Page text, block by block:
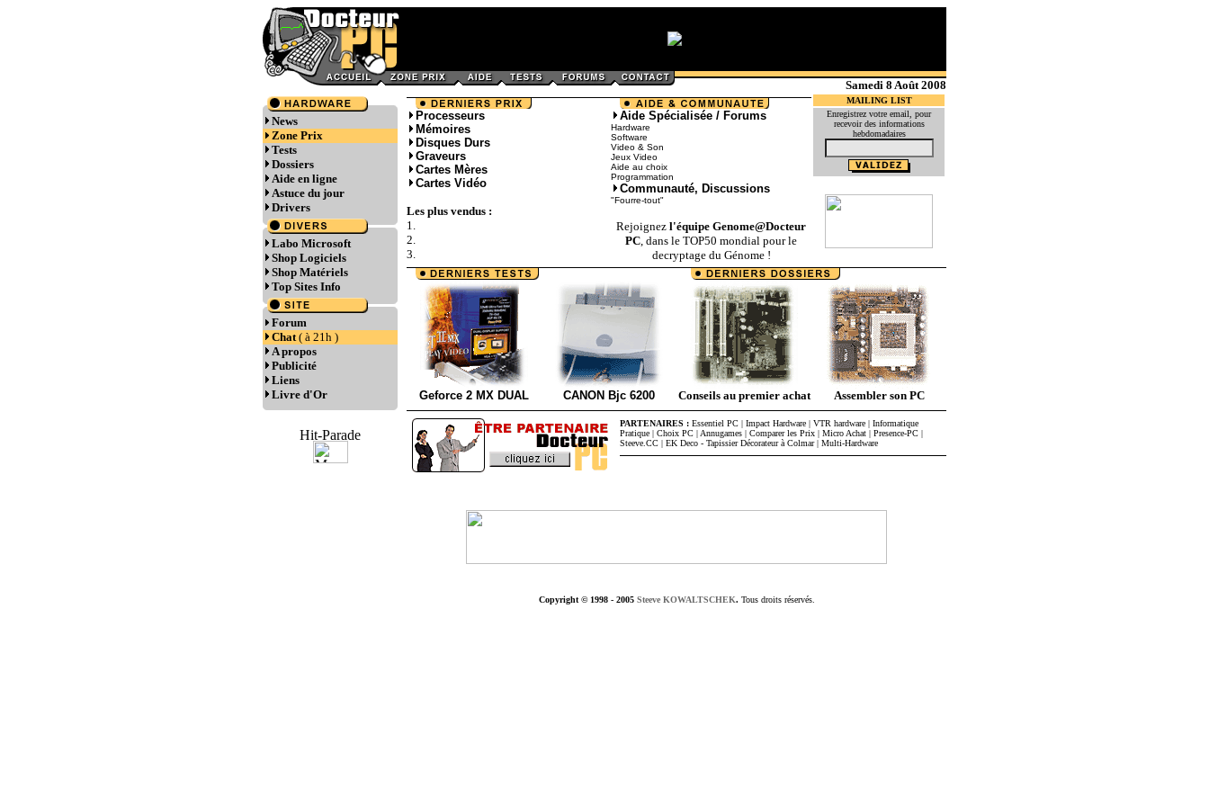
Samedi 8 Août 2008
News
Zone Prix
Tests
Dossiers
Aide en ligne
Astuce du jour
Drivers
Labo Microsoft
Shop Logiciels
Shop Matériels
Top Sites Info
Forum
Chat( à 21h )
A propos
Publicité
Liens
Livre d'Or
Processeurs
Mémoires
Disques Durs
Graveurs
Cartes Mères
Cartes Vidéo
Les plus vendus :
1.
2.
3.
Aide Spécialisée / Forums
Hardware
Software
Video & Son
Jeux Video
Aide au choix
Programmation
Communauté, Discussions
"Fourre-tout"
Rejoignez l'équipe Genome@Docteur
PC, dans le TOP50 mondial pour le
decryptage du Génome !
MAILING LIST
Enregistrez votre email, pour
recevoir des informations
hebdomadaires
Geforce 2 MX DUAL CANON Bjc 6200 Conseils au premier achat Assembler son PC
PARTENAIRES : Essentiel PC | Impact Hardware | VTR hardware | Informatique
Pratique | Choix PC | Annugames | Comparer les Prix | Micro Achat | Presence-PC |
Steeve.CC | EK Deco - Tapissier Décorateur à Colmar| Multi-Hardware
Copyright © 1998 - 2005 Steeve KOWALTSCHEK. Tous droits réservés.